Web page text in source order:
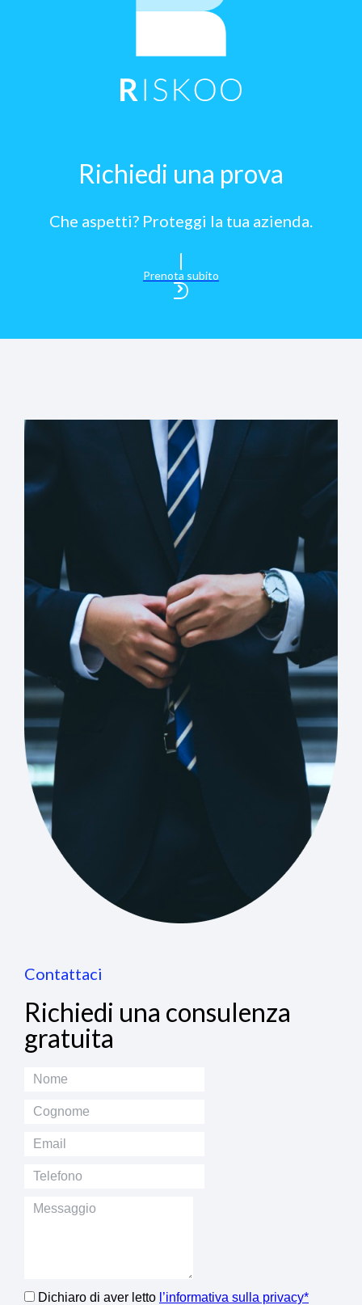
Richiedi una prova
Che aspetti? Proteggi la tua azienda.
Prenota subito
Contattaci
Richiedi una consulenza
gratuita
Dichiaro di aver letto l’informativa sulla privacy*